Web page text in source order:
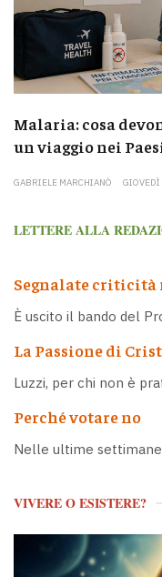
Malaria: cosa
un viaggio nei
GABRIELE MARCHIANÒ
LETTERE ALLA
Segnalate criticità
È uscito il bando del
La Passione di
Luzzi, per chi non è
Perché votare no
Nelle ultime
VIVERE O ESISTERE?